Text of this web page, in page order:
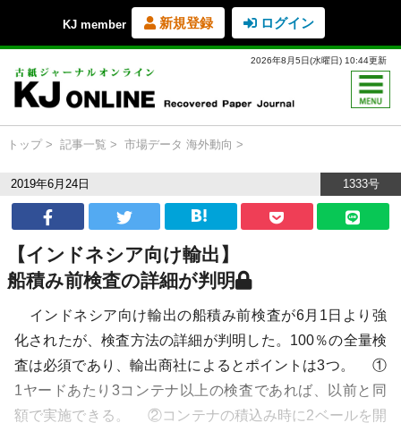
KJ member 新規登録 ログイン
2026年8月5日(水曜日) 10:44更新
トップ 記事一覧 市場データ 海外動向
2019年6月24日 1333号
【インドネシア向け輸出】
船積み前検査の詳細が判明
インドネシア向け輸出の船積み前検査が6月1日より強
化されたが、検査方法の詳細が判明した。100％の全量検
査は必須であり、輸出商社によるとポイントは3つ。 ①
1ヤードあたり3コンテナ以上の検査であれば、以前と同
額で実施できる。 ②コンテナの積込み時に2ベールを開